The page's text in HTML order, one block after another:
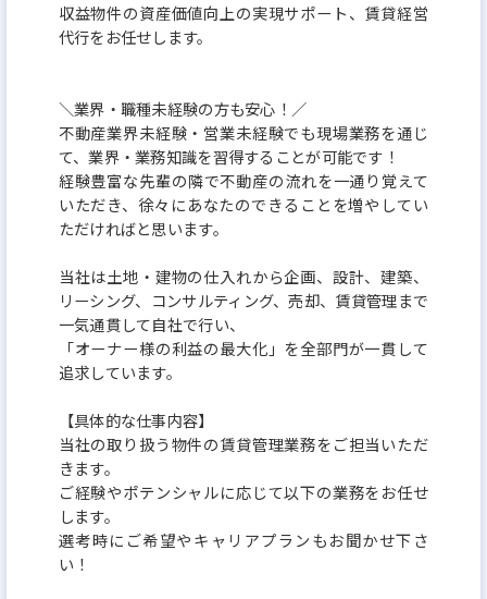
収益物件の資産価値向上の実現サポート、賃貸経営
代行をお任せします。
＼業界・職種未経験の方も安心！／
不動産業界未経験・営業未経験でも現場業務を通じ
て、業界・業務知識を習得することが可能です！
経験豊富な先輩の隣で不動産の流れを一通り覚えて
いただき、徐々にあなたのできることを増やしてい
ただければと思います。
当社は土地・建物の仕入れから企画、設計、建築、
リーシング、コンサルティング、売却、賃貸管理まで
一気通貫して自社で行い、
「オーナー様の利益の最大化」を全部門が一貫して
追求しています。
【具体的な仕事内容】
当社の取り扱う物件の賃貸管理業務をご担当いただ
きます。
ご経験やポテンシャルに応じて以下の業務をお任せ
します。
選考時にご希望やキャリアプランもお聞かせ下さ
い！